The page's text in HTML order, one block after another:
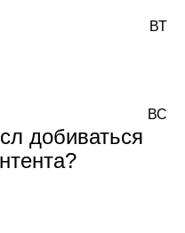
ВТ
добиваться
ВС